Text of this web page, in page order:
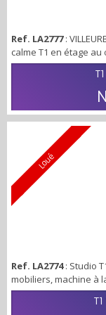
Ref. LA2777:
calme T1 en étage au
entrée, cuisine
Proximité toutes
Loué
Ref. LA2774: Studio
mobiliers, machine à
proche des
vie avec kitchenette